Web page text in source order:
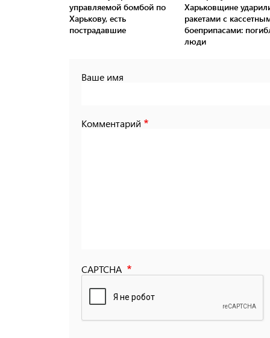
управляемой бомбой по
Харькову, есть
пострадавшие
Харьковщине
ракетами с
боеприпасами:
люди
Ваше имя
Комментарий
CAPTCHA